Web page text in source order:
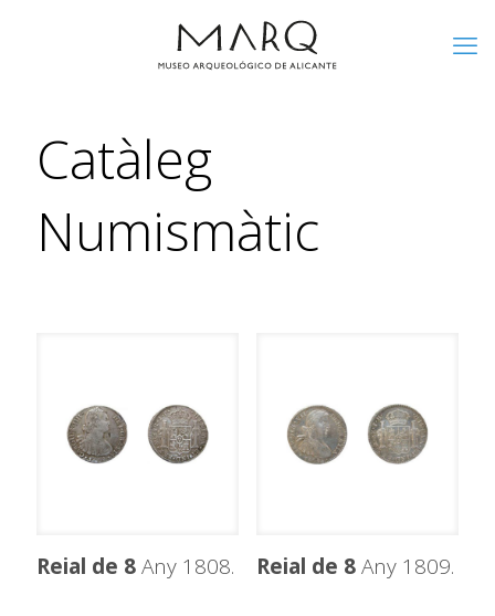
Catàleg
Numismàtic
Reial de 8Any 1808. Reial de 8Any 1809.